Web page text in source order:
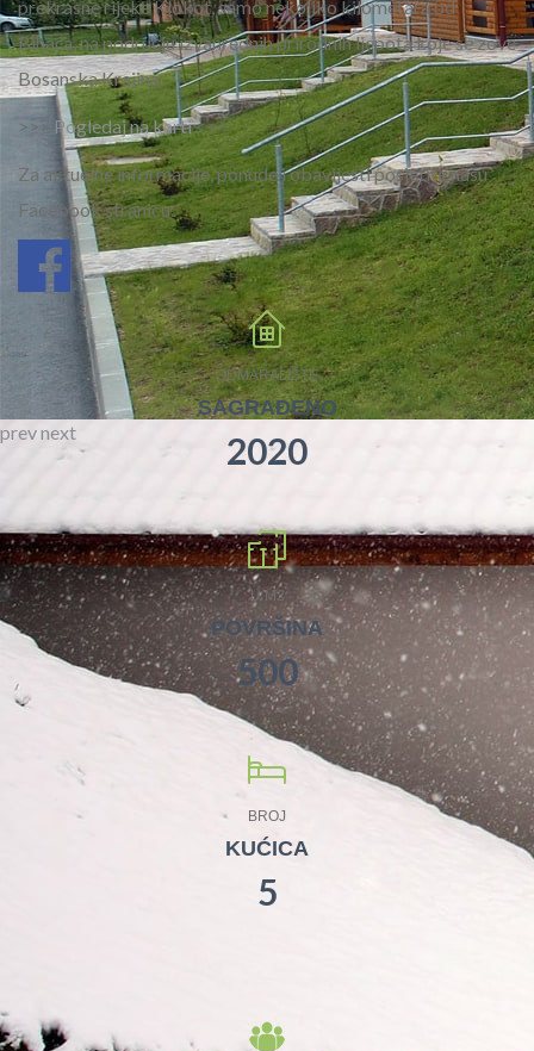
prevnext
prekrasne rijeke Klokot, samo nekoliko kilometara od
Bihaća, na području izvanrednih prirodnih ljepota koje se zove
Bosanska Krajina.
>>> Pogledaj na karti<<<
Za aktuelne informacije, ponude i obavijesti posjetite našu
Facebook stranicu:
ODMARALIŠTE
SAGRAĐENO
2020
U M2
POVRŠINA
500
BROJ
KUĆICA
5